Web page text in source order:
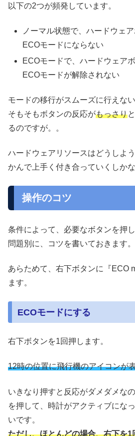
以下の2つが頻発しています。
ノーマル状態で、ハードウェ
ECOモードにならない
ECOモードで、ハードウェア
ECOモードが解除されない
モードの移行がスムーズに行えない
そもそもボタンの反応がもっさり
るのですが。。
ハードウェアリソースはどうしよ
かんで上手く付き合っていくしかな
操作のコツ
条件によって、必要なボタンを押し
問題別に、コツを書いておきます。
あらためて、右下ボタンに『ECO
ます。
ECOモードにする
右下ボタンを1回押します。
12時の位置に飛行機のアイコンが
いきなり押すと反応がダメダメな
を押して、時計がアクティブにな
いです。
ただし、ほとんどの場合、右下を